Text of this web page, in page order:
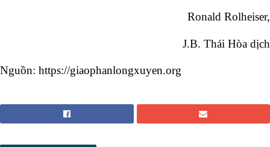
Ronald Rolheiser,
J.B. Thái Hòa dịch
Nguồn: https://giaophanlongxuyen.org